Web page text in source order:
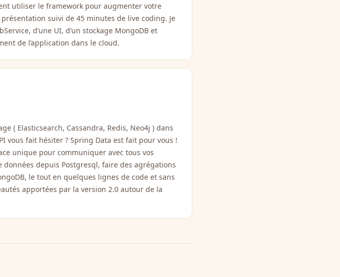
utiliser le framework pour augmenter votre
suivi de 45 minutes de live coding. Je
d’une UI, d’un stockage MongoDB et
de l’application dans le cloud.
( Elasticsearch, Cassandra, Redis, Neo4j ) dans
vous fait hésiter ? Spring Data est fait pour vous !
unique pour communiquer avec tous vos
depuis Postgresql, faire des agrégations
le tout en quelques lignes de code et sans
apportées par la version 2.0 autour de la